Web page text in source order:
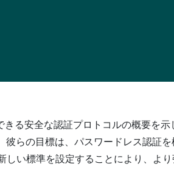
る安全な認証プロトコルの概要を
らの目標は、パスワードレス認証
い標準を設定することにより、よ